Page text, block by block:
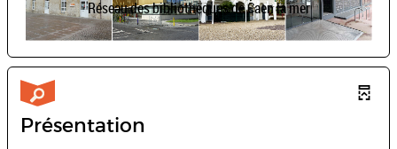
Réseau des bibliothèques de Caen la mer
Présentation